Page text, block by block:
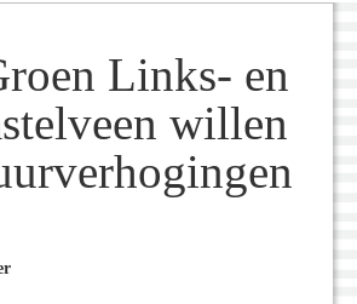
Links- en
willen